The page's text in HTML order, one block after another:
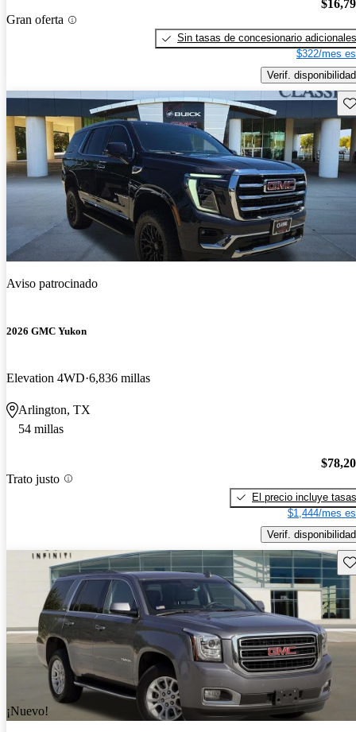
Gran oferta
Sin tasas de concesionario adicionales
$322/mes
Verif. disponibilidad
Aviso patrocinado
2026 GMC Yukon
Elevation 4WD 6,836 millas
Arlington, TX
54 millas
Trato justo
El precio incluye tasas
$1,444/mes
Verif. disponibilidad
¡Nuevo!